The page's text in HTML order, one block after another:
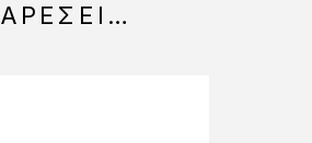
ΑΡΈΣΕΙ…